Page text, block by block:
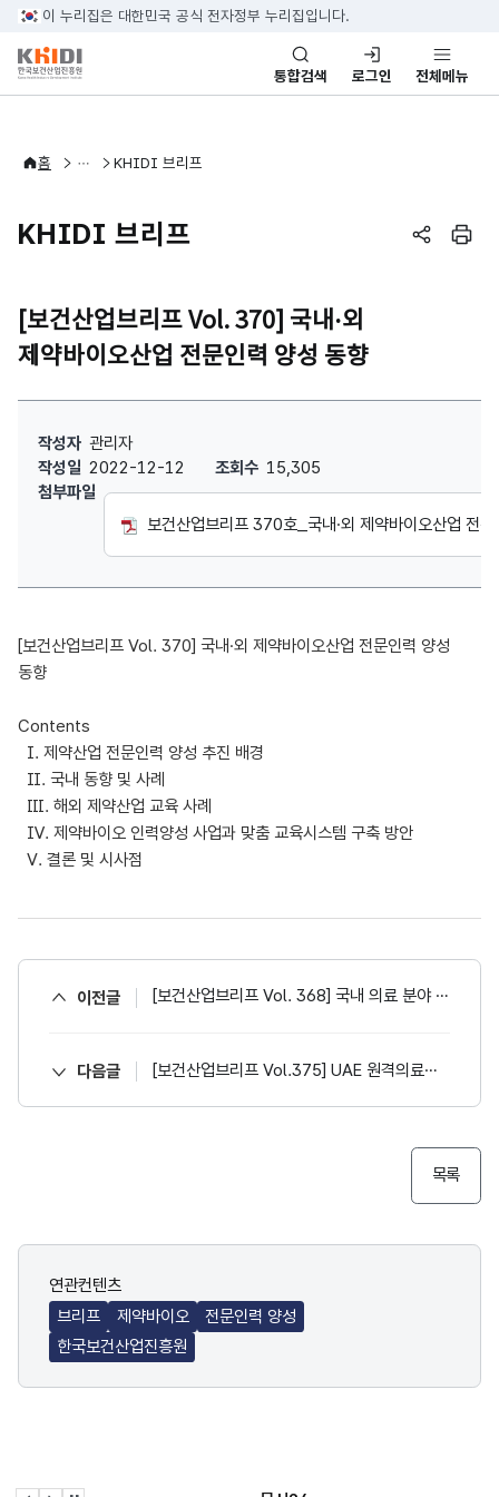
본문 바로가기
이 누리집은 대한민국 공식 전자정부 누리집입니다.
통합검색 로그인 전체메뉴
홈
바이오헬스산업정보
바이오헬스 리포트KHIDI 브리프
KHIDI 브리프 페이지 공
페이
[보건산업브리프 Vol. 370] 국내·외
제약바이오산업 전문인력 양성 동향
[보건산업브리프 Vol. 370] 국내·외 제약바이오산업 전문인력 양성 동
작성자 관리자
작성일 2022-12-12 조회수 15,305
첨부파일
보건산업브리프 370호_국내·외 제약바이오산업 전
[보건산업브리프 Vol. 370] 국내·외 제약바이오산업 전문인력 양성
동향
Contents
Ⅰ. 제약산업 전문인력 양성 추진 배경
Ⅱ. 국내 동향 및 사례
Ⅲ. 해외 제약산업 교육 사례
Ⅳ. 제약바이오 인력양성 사업과 맞춤 교육시스템 구축 방안
Ⅴ. 결론 및 시사점
이전글 [보건산업브리프 Vol. 368] 국내 의료 분야 마이데이터 도입을 위한 해외 사례 조사
다음글 [보건산업브리프 Vol.375] UAE 원격의료제도 소개 및 원격의료서비스 제공 방안
목록
연관컨텐츠
브리프
제약바이오
전문인력 양성
한국보건산업진흥원